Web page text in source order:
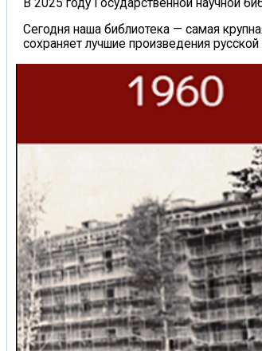
В 2025 году Государственной научной
Сегодня наша библиотека — самая
сохраняет лучшие произведения